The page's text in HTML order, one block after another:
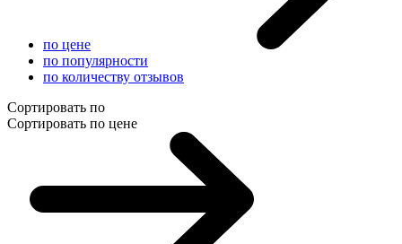
по цене
по популярности
по количеству отзывов
Сортировать по
Сортировать по цене